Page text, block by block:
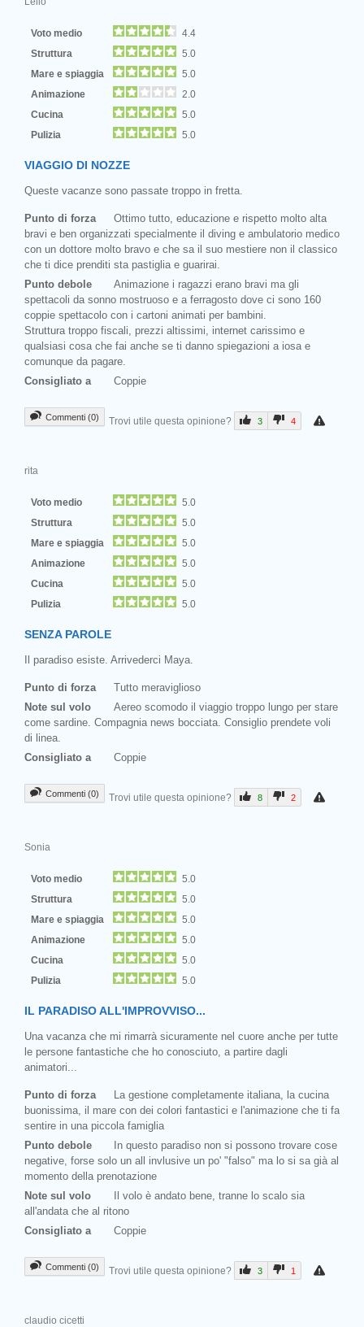
Voto medio
4.4
Struttura
5.0
Mare e spiaggia
5.0
Animazione
2.0
Cucina
5.0
Pulizia
5.0
VIAGGIO DI NOZZE
Queste vacanze sono passate troppo in fretta.
Punto di forza
Ottimo tutto, educazione e rispetto molto alta
bravi e ben organizzati specialmente il diving e ambulatorio medico
con un dottore molto bravo e che sa il suo mestiere non il classico
che ti dice prenditi sta pastiglia e guarirai.
Punto debole
Animazione i ragazzi erano bravi ma gli
spettacoli da sonno mostruoso e a ferragosto dove ci sono 160
coppie spettacolo con i cartoni animati per bambini.
Struttura troppo fiscali, prezzi altissimi, internet carissimo e
qualsiasi cosa che fai anche se ti danno spiegazioni a iosa e
comunque da pagare.
Consigliato a
Coppie
Commenti (0) Trovi utile questa opinione? 3 4
rita
Voto medio
5.0
Struttura
5.0
Mare e spiaggia
5.0
Animazione
5.0
Cucina
5.0
Pulizia
5.0
SENZA PAROLE
Il paradiso esiste. Arrivederci Maya.
Punto di forza
Tutto meraviglioso
Note sul volo
Aereo scomodo il viaggio troppo lungo per stare
come sardine. Compagnia news bocciata. Consiglio prendete voli
di linea.
Consigliato a
Coppie
Commenti (0) Trovi utile questa opinione? 8 2
Sonia
Voto medio
5.0
Struttura
5.0
Mare e spiaggia
5.0
Animazione
5.0
Cucina
5.0
Pulizia
5.0
IL PARADISO ALL'IMPROVVISO...
Una vacanza che mi rimarrà sicuramente nel cuore anche per tutte
le persone fantastiche che ho conosciuto, a partire dagli
animatori...
Punto di forza
La gestione completamente italiana, la cucina
buonissima, il mare con dei colori fantastici e l'animazione che ti fa
sentire in una piccola famiglia
Punto debole
In questo paradiso non si possono trovare cose
negative, forse solo un all invlusive un po' "falso" ma lo si sa già al
momento della prenotazione
Note sul volo
Il volo è andato bene, tranne lo scalo sia
all'andata che al ritono
Consigliato a
Coppie
Commenti (0) Trovi utile questa opinione? 3 1
claudio cicetti